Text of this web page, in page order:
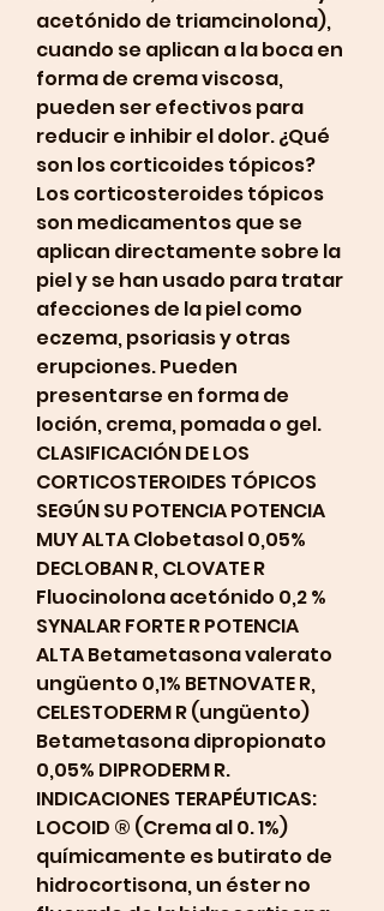
acetónido de triamcinolona),
cuando se aplican a la boca en
forma de crema viscosa,
pueden ser efectivos para
reducir e inhibir el dolor. ¿Qué
son los corticoides tópicos?
Los corticosteroides tópicos
son medicamentos que se
aplican directamente sobre la
piel y se han usado para tratar
afecciones de la piel como
eczema, psoriasis y otras
erupciones. Pueden
presentarse en forma de
loción, crema, pomada o gel.
CLASIFICACIÓN DE LOS
CORTICOSTEROIDES TÓPICOS
SEGÚN SU POTENCIA POTENCIA
MUY ALTA Clobetasol 0,05%
DECLOBAN R, CLOVATE R
Fluocinolona acetónido 0,2 %
SYNALAR FORTE R POTENCIA
ALTA Betametasona valerato
ungüento 0,1% BETNOVATE R,
CELESTODERM R (ungüento)
Betametasona dipropionato
0,05% DIPRODERM R.
INDICACIONES TERAPÉUTICAS:
LOCOID ® (Crema al 0. 1%)
químicamente es butirato de
hidrocortisona, un éster no